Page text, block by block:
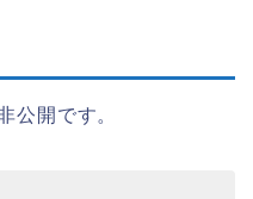
公開です。